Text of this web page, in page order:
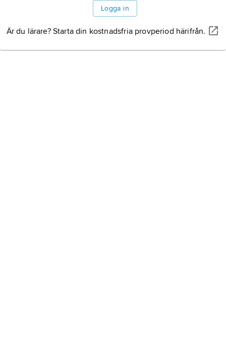
Logga in
Är du lärare? Starta din kostnadsfria provperiod härifrån.